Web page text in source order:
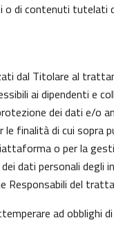
di contenuti tutelati
dal Titolare al
ai dipendenti e
dei dati e/o
finalità di cui sopra
o per la
dati personali degli
Responsabili del
ad obblighi